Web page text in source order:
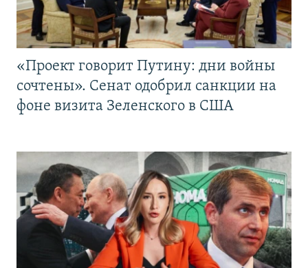
«Проект говорит Путину: дни войны
сочтены». Сенат одобрил санкции на
фоне визита Зеленского в США